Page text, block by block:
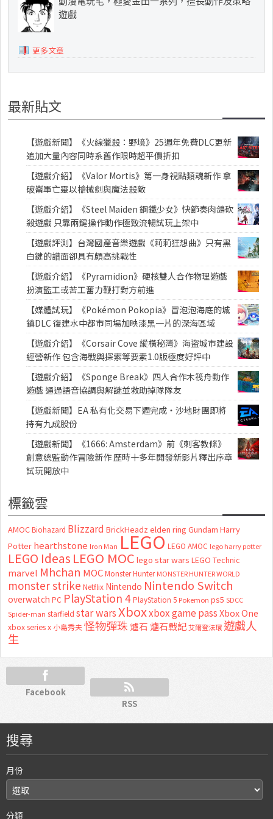
遊戲
更多文章
最新貼文
【遊戲新聞】《火線獵殺：野境》25週年免費DLC更新
追加大量內容同時系舊作限時超平價折扣
【遊戲介紹】《Valor Mortis》第一身視點類魂新作 拿
破崙軍亡靈以槍械劍與魔法殺敵
【遊戲介紹】《Steel Maiden 鋼鐵少女》快節奏肉鴿砍
殺遊戲 只靠兩鍵操作動作極致流暢試玩上架中
【遊戲評測】台灣國產音樂遊戲《莉莉狂想曲》只有黑
白鍵的譜面卻具有頗高挑戰性
【遊戲介紹】《Pyramidion》硬核雙人合作物理遊戲
扮演監工或苦工奮力鞭打對方前進
【媒體試玩】《Pokémon Pokopia》冒泡泡海底的城
鎮DLC 復建水中都市同場加映漆黑一片的深海區域
【遊戲介紹】《Corsair Cove 縱橫秘灣》海盜城市建設
經營新作 包含海戰與探索等要素1.0版極度好評中
【遊戲介紹】《Sponge Break》四人合作木筏舟動作
遊戲 通過語音協調與解謎並救助掉隊隊友
【遊戲新聞】EA 私有化交易下週完成・沙地財團即將
持有九成股份
【遊戲新聞】《1666: Amsterdam》前《刺客教條》
創意總監動作冒險新作 歷時十多年開發新影片釋出序章
試玩開放中
標籤雲
AMOC Biohazard Blizzard BrickHeadz elden ring Gundam Harry
Potter hearthstone Iron Man LEGO LEGO AMOC lego harry potter
LEGO Ideas LEGO MOC lego star wars LEGO Technic
marvel Mhchan MOC Monster Hunter MONSTER HUNTER WORLD
monster strike Netflix Nintendo Nintendo Switch
overwatch PC PlayStation 4 PlayStation 5 Pokemon ps5 SDCC
Spider-man starfield star wars Xboxxbox game passXbox One
xbox series x 小島秀夫怪物彈珠 爐石 爐石戰記艾爾登法環 遊戲人
生
Facebook
RSS
搜尋
月份
分類